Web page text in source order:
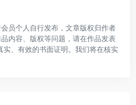
员个人自行发布，文章版权归作者
内容、版权等问题，请在作品发表
、有效的书面证明。我们将在核实